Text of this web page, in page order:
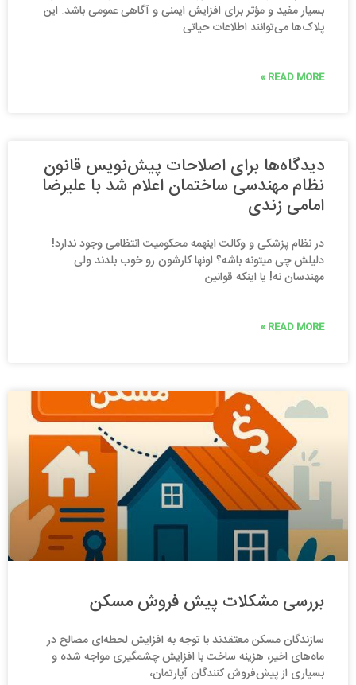
بسیار مفید و مؤثر برای افزایش ایمنی و آگاهی عمومی باشد. این
پلاک‌ها می‌توانند اطلاعات حیاتی
READ MORE »
دیدگاه‌ها برای اصلاحات پیش‌نویس قانون
نظام مهندسی ساختمان اعلام شد با علیرضا
امامی زندی
در نظام پزشکی و وکالت اینهمه محکومیت انتظامی وجود ندارد!
دلیلش چی میتونه باشه؟ اونها کارشون رو خوب بلدند ولی
مهندسان نه! یا اینکه قوانین
READ MORE »
بررسی مشکلات پیش‌ فروش‌ مسکن
سازندگان مسکن معتقدند با توجه به افزایش لحظه‌ای مصالح در
ماه‌های اخیر، هزینه ساخت با افزایش چشمگیری مواجه شده و
بسیاری از پیش‌فروش کنندگان آپارتمان،